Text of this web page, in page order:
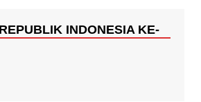
INDONESIA KE-